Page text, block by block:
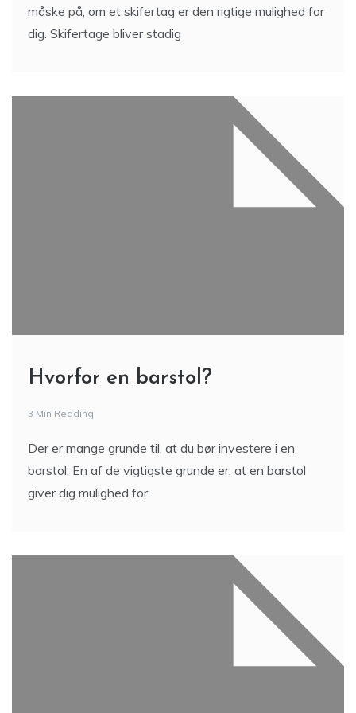
måske på, om et skifertag er den rigtige mulighed for
dig. Skifertage bliver stadig
Hvorfor en barstol?
3 Min Reading
Der er mange grunde til, at du bør investere i en
barstol. En af de vigtigste grunde er, at en barstol
giver dig mulighed for